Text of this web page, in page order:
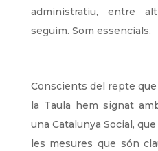
administratiu, entre
seguim. Som essencials.
Conscients del repte
la Taula hem signat
una Catalunya Social, que
les mesures que són